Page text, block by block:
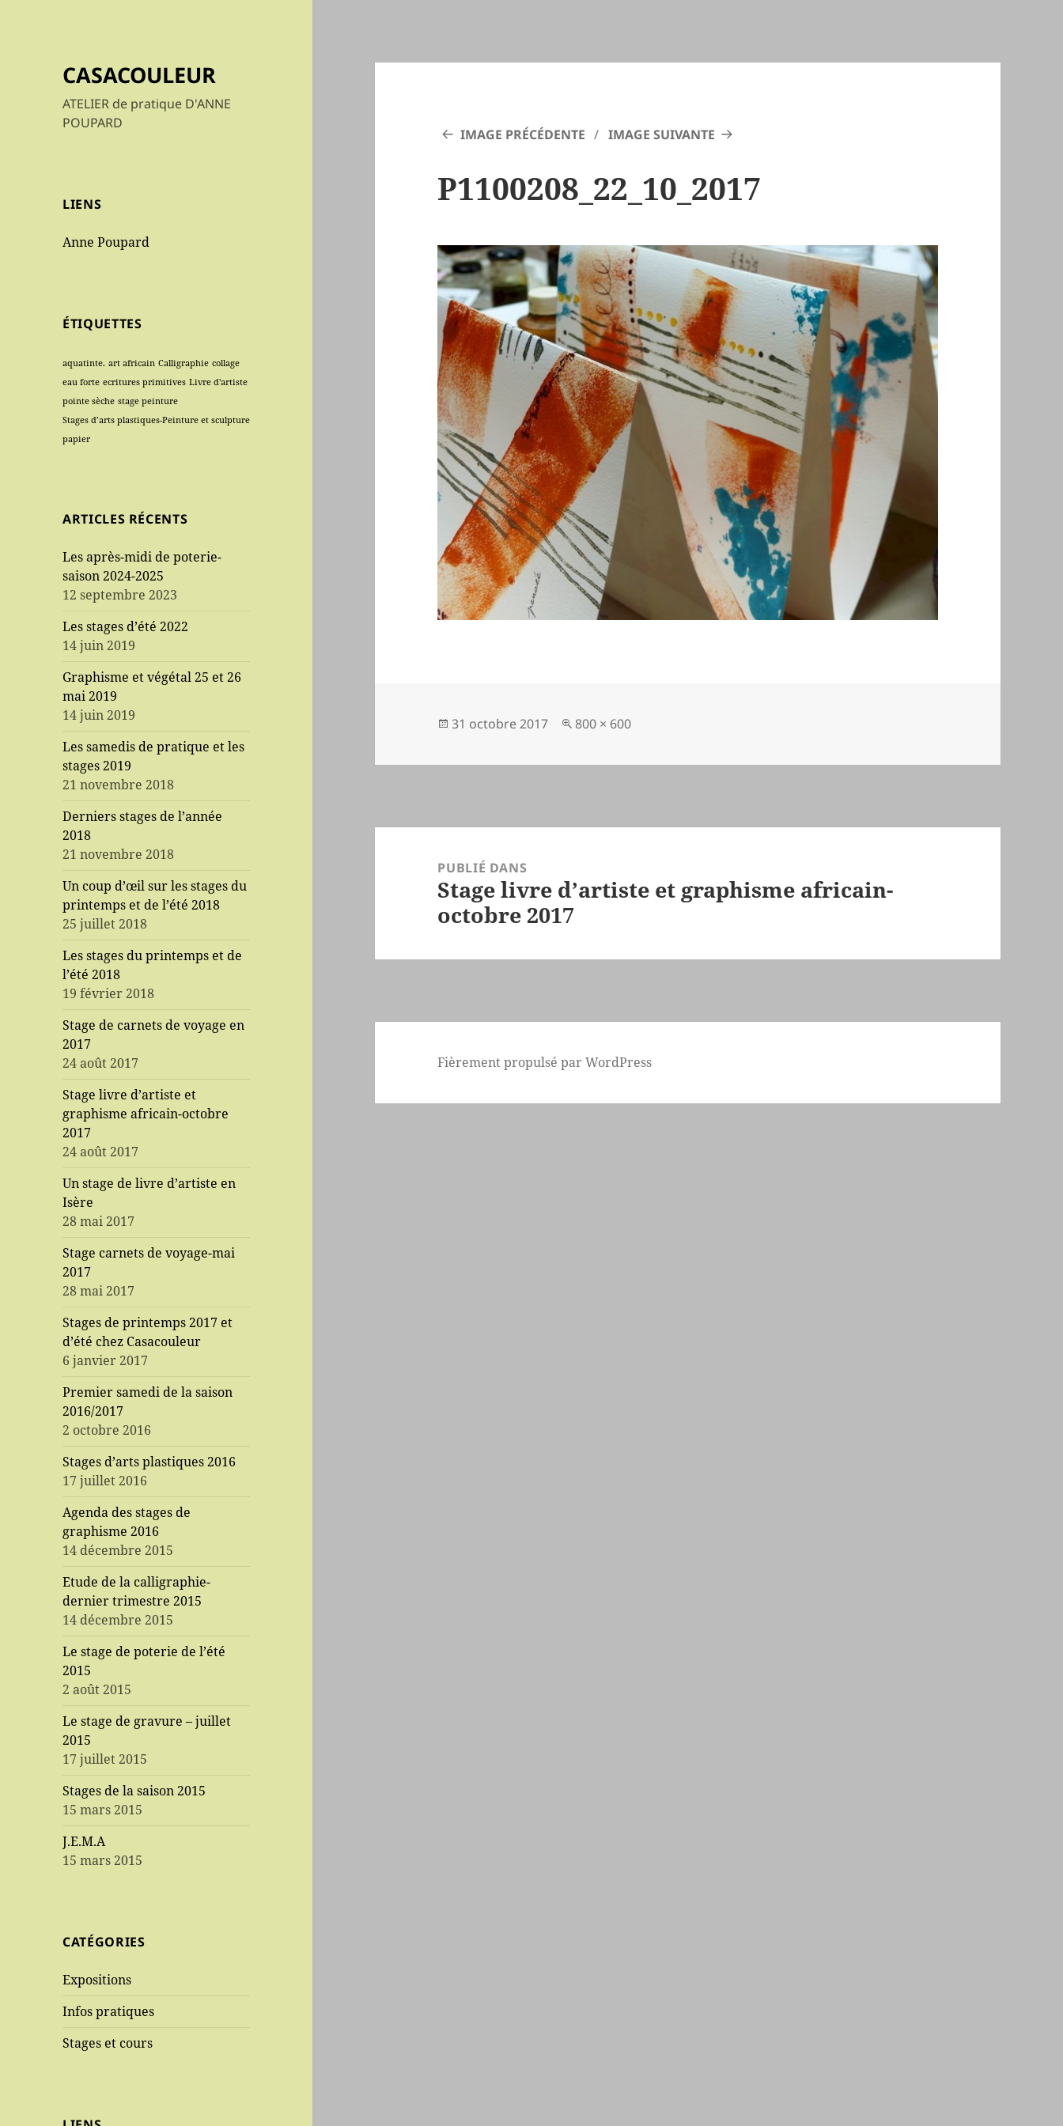
CASACOULEUR
ATELIER de pratique D'ANNE
POUPARD
LIENS
Anne Poupard
ÉTIQUETTES
aquatinte. art africain Calligraphie collage
eau forte ecritures primitives Livre d'artiste
pointe sèche stage peinture
Stages d’arts plastiques-Peinture et sculpture
papier
ARTICLES RÉCENTS
Les après-midi de poterie-
saison 2024-2025
12 septembre 2023
Les stages d’été 2022
14 juin 2019
Graphisme et végétal 25 et 26
mai 2019
14 juin 2019
Les samedis de pratique et les
stages 2019
21 novembre 2018
Derniers stages de l’année
2018
21 novembre 2018
Un coup d’œil sur les stages du
printemps et de l’été 2018
25 juillet 2018
Les stages du printemps et de
l’été 2018
19 février 2018
Stage de carnets de voyage en
2017
24 août 2017
Stage livre d’artiste et
graphisme africain-octobre
2017
24 août 2017
Un stage de livre d’artiste en
Isère
28 mai 2017
Stage carnets de voyage-mai
2017
28 mai 2017
Stages de printemps 2017 et
d’été chez Casacouleur
6 janvier 2017
Premier samedi de la saison
2016/2017
2 octobre 2016
Stages d’arts plastiques 2016
17 juillet 2016
Agenda des stages de
graphisme 2016
14 décembre 2015
Etude de la calligraphie-
dernier trimestre 2015
14 décembre 2015
Le stage de poterie de l’été
2015
2 août 2015
Le stage de gravure – juillet
2015
17 juillet 2015
Stages de la saison 2015
15 mars 2015
J.E.M.A
15 mars 2015
CATÉGORIES
Expositions
Infos pratiques
Stages et cours
IMAGE PRÉCÉDENTE IMAGE SUIVANTE
P1100208_22_10_2017
Publié
31 octobre 2017
Taille
800 × 600
PUBLIÉ DANS
Stage livre d’artiste et graphisme africain-
octobre 2017
Fièrement propulsé par WordPress